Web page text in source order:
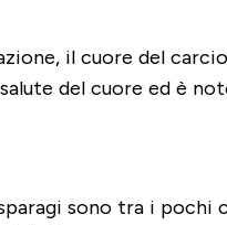
il cuore del
del cuore ed è
sono tra i